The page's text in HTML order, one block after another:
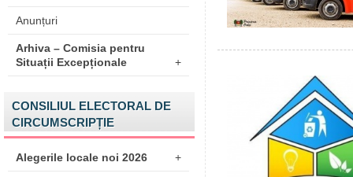
Anunțuri
Arhiva – Comisia pentru
Situații Excepționale
+
CONSILIUL ELECTORAL DE
CIRCUMSCRIPȚIE
Alegerile locale noi 2026 +